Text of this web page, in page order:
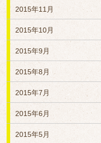
2015年11月
2015年10月
2015年9月
2015年8月
2015年7月
2015年6月
2015年5月